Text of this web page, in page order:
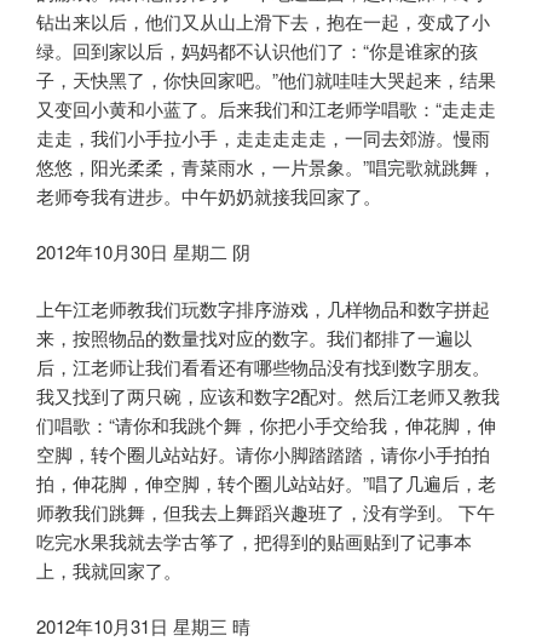
钻出来以后，他们又从山上滑下去，抱在一起，变成了小
绿。回到家以后，妈妈都不认识他们了：“你是谁家的孩
子，天快黑了，你快回家吧。”他们就哇哇大哭起来，结果
又变回小黄和小蓝了。后来我们和江老师学唱歌：“走走走
走走，我们小手拉小手，走走走走走，一同去郊游。慢雨
悠悠，阳光柔柔，青菜雨水，一片景象。”唱完歌就跳舞，
老师夸我有进步。中午奶奶就接我回家了。
2012年10月30日 星期二 阴
上午江老师教我们玩数字排序游戏，几样物品和数字拼起
来，按照物品的数量找对应的数字。我们都排了一遍以
后，江老师让我们看看还有哪些物品没有找到数字朋友。
我又找到了两只碗，应该和数字2配对。然后江老师又教我
们唱歌：“请你和我跳个舞，你把小手交给我，伸花脚，伸
空脚，转个圈儿站站好。请你小脚踏踏踏，请你小手拍拍
拍，伸花脚，伸空脚，转个圈儿站站好。”唱了几遍后，老
师教我们跳舞，但我去上舞蹈兴趣班了，没有学到。 下午
吃完水果我就去学古筝了，把得到的贴画贴到了记事本
上，我就回家了。
2012年10月31日 星期三 晴